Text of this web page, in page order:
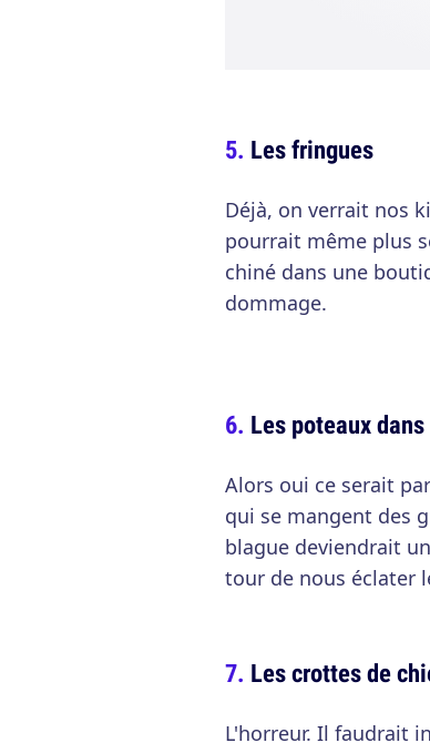
Les fringues
Déjà, on verrait nos
pourrait même plus
chiné dans une
dommage.
Les poteaux
Alors oui ce serait
qui se mangent des
blague deviendrait
tour de nous éclater
Les crottes de
L'horreur. Il faudrait